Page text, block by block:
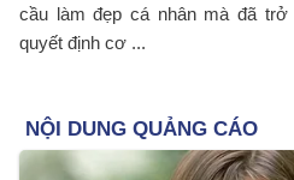
cầu làm đẹp cá nhân mà đã
quyết định cơ ...